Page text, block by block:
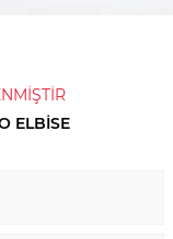
ELBISE